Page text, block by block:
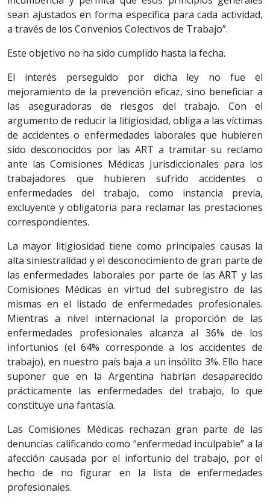
sean ajustados en forma específica para cada actividad,
a través de los Convenios Colectivos de Trabajo”.
Este objetivo no ha sido cumplido hasta la fecha.
El interés perseguido por dicha ley no fue el
mejoramiento de la prevención eficaz, sino beneficiar a
las aseguradoras de riesgos del trabajo. Con el
argumento de reducir la litigiosidad, obliga a las víctimas
de accidentes o enfermedades laborales que hubieren
sido desconocidos por las ART a tramitar su reclamo
ante las Comisiones Médicas Jurisdiccionales para los
trabajadores que hubieren sufrido accidentes o
enfermedades del trabajo, como instancia previa,
excluyente y obligatoria para reclamar las prestaciones
correspondientes.
La mayor litigiosidad tiene como principales causas la
alta siniestralidad y el desconocimiento de gran parte de
las enfermedades laborales por parte de las ART y las
Comisiones Médicas en virtud del subregistro de las
mismas en el listado de enfermedades profesionales.
Mientras a nivel internacional la proporción de las
enfermedades profesionales alcanza al 36% de los
infortunios (el 64% corresponde a los accidentes de
trabajo), en nuestro país baja a un insólito 3%. Ello hace
suponer que en la Argentina habrían desaparecido
prácticamente las enfermedades del trabajo, lo que
constituye una fantasía.
Las Comisiones Médicas rechazan gran parte de las
denuncias calificando como “enfermedad inculpable” a la
afección causada por el infortunio del trabajo, por el
hecho de no figurar en la lista de enfermedades
profesionales.